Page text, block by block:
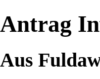
Antrag
Aus